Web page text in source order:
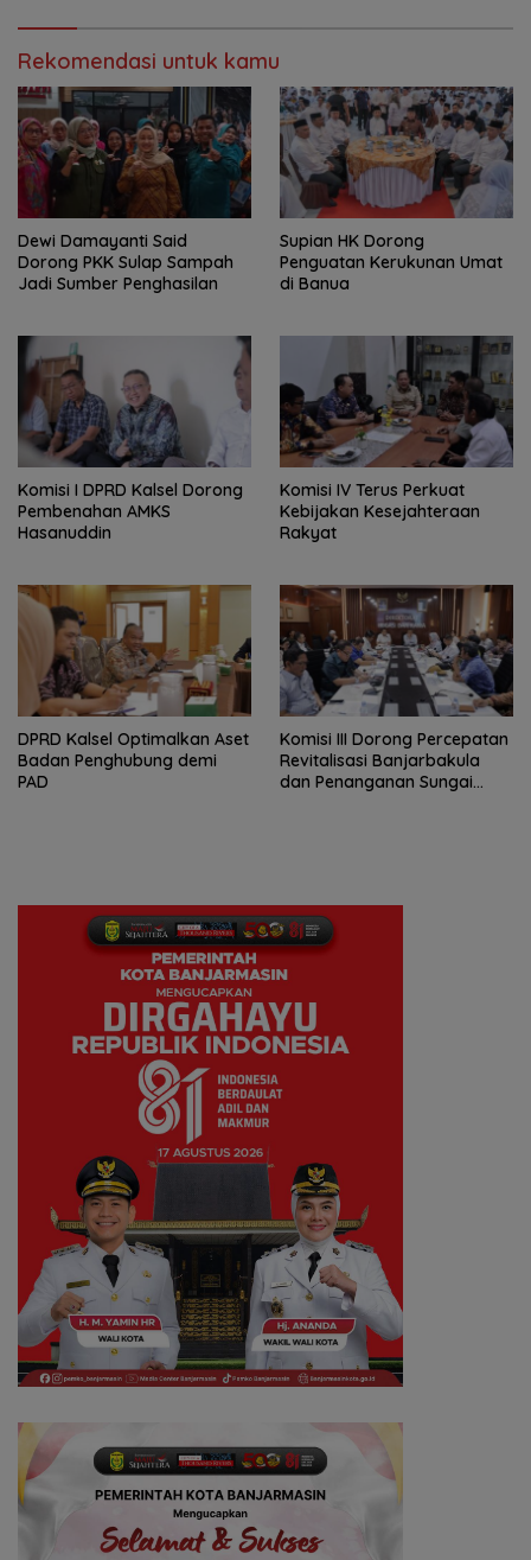
Rekomendasi untuk kamu
Dewi Damayanti Said
Dorong PKK Sulap Sampah
Jadi Sumber Penghasilan
Supian HK Dorong
Penguatan Kerukunan Umat
di Banua
Komisi I DPRD Kalsel Dorong
Pembenahan AMKS
Hasanuddin
Komisi IV Terus Perkuat
Kebijakan Kesejahteraan
Rakyat
‎DPRD Kalsel Optimalkan Aset
Badan Penghubung demi
PAD
‎Komisi III Dorong Percepatan
Revitalisasi Banjarbakula
dan Penanganan Sungai